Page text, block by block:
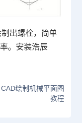
制出螺栓，简单
。安装浩辰
绘制机械平面图
教程